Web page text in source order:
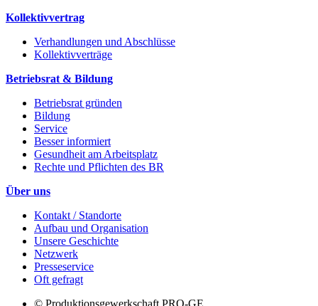
Kollektivvertrag
Verhandlungen und Abschlüsse
Kollektivverträge
Betriebsrat & Bildung
Betriebsrat gründen
Bildung
Service
Besser informiert
Gesundheit am Arbeitsplatz
Rechte und Pflichten des BR
Über uns
Kontakt / Standorte
Aufbau und Organisation
Unsere Geschichte
Netzwerk
Presseservice
Oft gefragt
© Produktionsgewerkschaft PRO-GE